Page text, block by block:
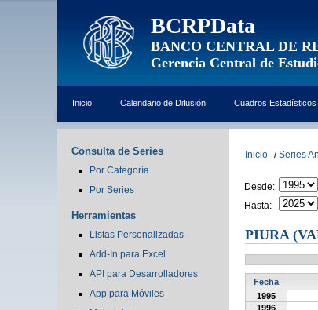
BCRPData
BANCO CENTRAL DE
Gerencia Central de
Inicio Calendario de Difusión Cuadros Estadísticos
Consulta de Series
Por Categoría
Por Series
Herramientas
Listas Personalizadas
Add-In para Excel
API para Desarrolladores
App para Móviles
Inicio / Series
Desde:
Hasta:
PIURA
Fecha
1995
1996